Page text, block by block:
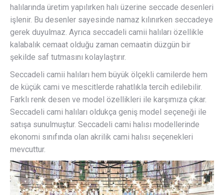
halılarında üretim yapılırken halı üzerine seccade desenleri
işlenir. Bu desenler sayesinde namaz kılınırken seccadeye
gerek duyulmaz. Ayrıca seccadeli camii halıları özellikle
kalabalık cemaat olduğu zaman cemaatin düzgün bir
şekilde saf tutmasını kolaylaştırır.
Seccadeli camii halıları hem büyük ölçekli camilerde hem
de küçük cami ve mescitlerde rahatlıkla tercih edilebilir.
Farklı renk desen ve model özellikleri ile karşımıza çıkar.
Seccadeli cami halıları oldukça geniş model seçeneği ile
satışa sunulmuştur. Seccadeli cami halısı modellerinde
ekonomi sınıfında olan akrilik cami halısı seçenekleri
mevcuttur.